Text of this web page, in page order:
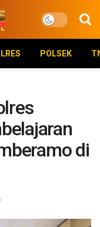
POLSEK
di